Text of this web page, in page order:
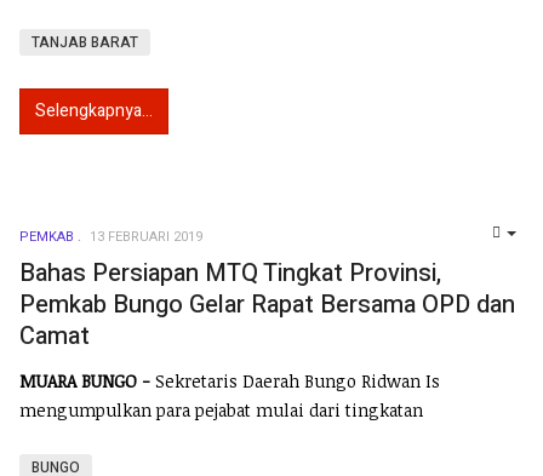
TANJAB BARAT
Selengkapnya...
PEMKAB 13 FEBRUARI 2019
Bahas Persiapan MTQ Tingkat Provinsi,
Pemkab Bungo Gelar Rapat Bersama OPD dan
Camat
MUARA BUNGO - Sekretaris Daerah Bungo Ridwan Is
mengumpulkan para pejabat mulai dari tingkatan
BUNGO